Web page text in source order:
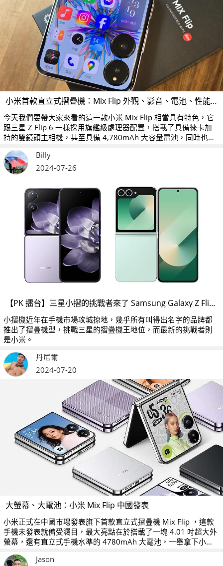
小米首款直立式摺疊機：Mix Flip 外觀、影音、電池、性能、相機開箱測試
今天我們要帶大家來看的這一款小米 Mix Flip 相當具有特色，它
跟三星 Z Flip 6 一樣採用旗艦級處理器配置，搭載了具備徠卡加
持的雙鏡頭主相機，甚至具備 4,780mAh 大容量電池，同時也是
目前外螢幕尺寸最大的一款直立式摺疊機！
Billy
2024-07-26
【PK 擂台】三星小摺的挑戰者來了 Samsung Galaxy Z Flip 6 V.S. Xiaomi MIX Flip
小摺機近年在手機市場攻城掠地，幾乎所有叫得出名字的品牌都
推出了摺疊機型，挑戰三星的摺疊機王地位，而最新的挑戰者則
是小米。
丹尼爾
2024-07-20
大螢幕、大電池：小米 Mix Flip 中國發表
小米正式在中國市場發表旗下首款直立式摺疊機 Mix Flip ，這款
手機未發表就備受矚目，最大亮點在於搭載了一塊 4.01 吋超大外
螢幕，還有直立式手機水準的 4780mAh 大電池，一舉拿下小摺
市場中「最大外螢幕」與「最大電池」的頭銜。
Jason